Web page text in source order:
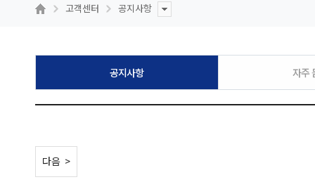
트
고객센터 공지사항
공지사항 자주
< 이전
다음 >